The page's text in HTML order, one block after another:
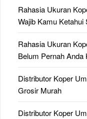
Rahasia Ukuran
Wajib Kamu
Rahasia Ukuran
Belum Pernah Anda
Distributor Koper
Grosir Murah
Distributor Koper